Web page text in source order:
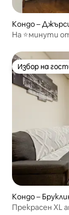
Кондо –
На ⭐минути
Избор на
Избор на
Кондо –
Прекрасен XL